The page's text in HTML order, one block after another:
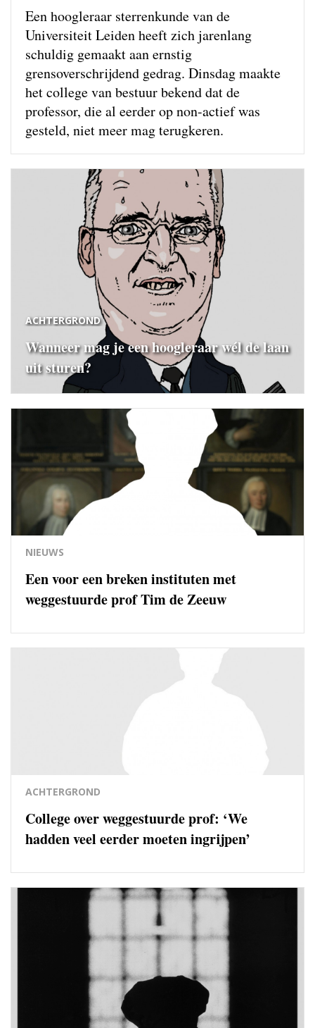
Een hoogleraar sterrenkunde van de
Universiteit Leiden heeft zich jarenlang
schuldig gemaakt aan ernstig
grensoverschrijdend gedrag. Dinsdag maakte
het college van bestuur bekend dat de
professor, die al eerder op non-actief was
gesteld, niet meer mag terugkeren.
ACHTERGROND
Wanneer mag je een hoogleraar wél de laan
uit sturen?
NIEUWS
Een voor een breken instituten met
weggestuurde prof Tim de Zeeuw
ACHTERGROND
College over weggestuurde prof: ‘We
hadden veel eerder moeten ingrijpen’